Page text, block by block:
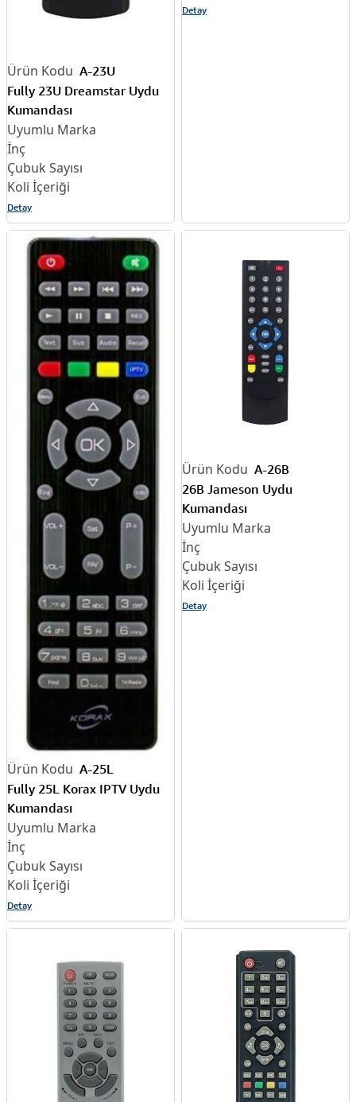
A-23U
Fully 23U Dreamstar Uydu
Kumandası
Detay
Detay
A-25L
Fully 25L Korax IPTV Uydu
Kumandası
Detay
A-26B
26B Jameson Uydu
Kumandası
Detay